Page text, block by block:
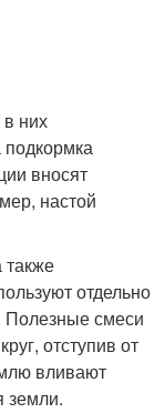
в них
вносят
настой
отдельно
Полезные смеси
отступив от
вливают
земли.